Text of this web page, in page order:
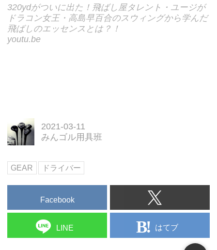
320ydがついに出た！飛ばし屋タレント・ユージが
ドラコン女王・高島早百合のスウィングから学んだ
飛ばしのエッセンスとは？！
youtu.be
2021-03-11
みんゴル用具班
GEAR ドライバー
Facebook
LINE はてブ